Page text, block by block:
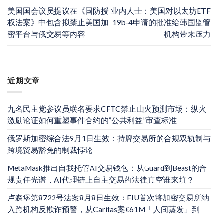
近期文章
九名民主党参议员联名要求CFTC禁止山火预测市场：纵火
激励论证如何重塑事件合约的”公共利益”审查标准
俄罗斯加密综合法9月1日生效：持牌交易所的合规双轨制与
跨境贸易豁免的制裁悖论
MetaMask推出自我托管AI交易钱包：从Guard到Beast的合
规责任光谱，AI代理链上自主交易的法律真空谁来填？
卢森堡第8722号法案8月8日生效：FIU首次将加密交易所纳
入跨机构反欺诈预警，从Caritas案€61M「人间蒸发」到
美国国会议员提议在《国防授
权法案》中包含拟禁止美国加
密平台与俄交易等内容
业内人士：美国对以太坊ETF
19b-4申请的批准给韩国监管
机构带来压力